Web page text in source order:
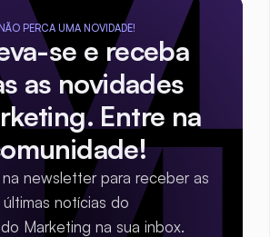
NÃO PERCA UMA NOVIDADE!
se e receba
as novidades
Entre na
newsletter para receber as
últimas notícias do
Marketing na sua inbox.